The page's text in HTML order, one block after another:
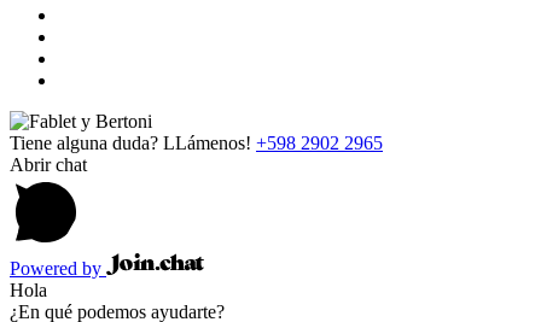
Tiene alguna duda? LLámenos! +598 2902 2965
Abrir chat
Powered by
Hola
¿En qué podemos ayudarte?